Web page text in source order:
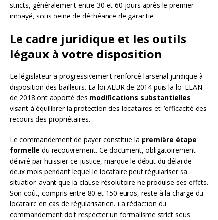
stricts, généralement entre 30 et 60 jours après le premier
impayé, sous peine de déchéance de garantie.
Le cadre juridique et les outils
légaux à votre disposition
Le législateur a progressivement renforcé l’arsenal juridique à
disposition des bailleurs. La loi ALUR de 2014 puis la loi ELAN
de 2018 ont apporté des modifications substantielles
visant à équilibrer la protection des locataires et l’efficacité des
recours des propriétaires.
Le commandement de payer constitue la première étape
formelle du recouvrement. Ce document, obligatoirement
délivré par huissier de justice, marque le début du délai de
deux mois pendant lequel le locataire peut régulariser sa
situation avant que la clause résolutoire ne produise ses effets.
Son coût, compris entre 80 et 150 euros, reste à la charge du
locataire en cas de régularisation. La rédaction du
commandement doit respecter un formalisme strict sous